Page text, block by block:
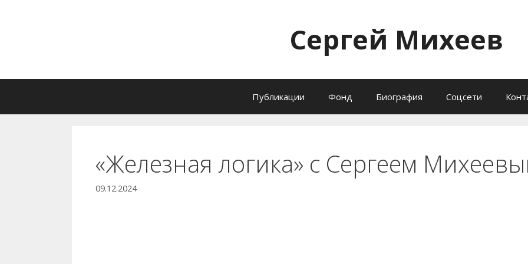
Сергей Михеев
Публикации Фонд Биография Соцсети
«Железная логика» с Сергеем
09.12.2024